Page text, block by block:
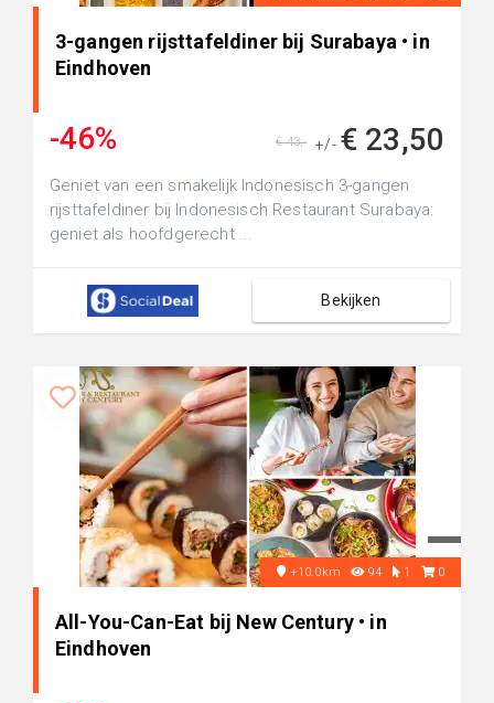
3-gangen rijsttafeldiner bij Surabaya • in
Eindhoven
-46% +/- € 23,50
€ 43,-
Geniet van een smakelijk Indonesisch 3-gangen
rijsttafeldiner bij Indonesisch Restaurant Surabaya:
geniet als hoofdgerecht ...
Bekijken
+10.0km 94 1 0
All-You-Can-Eat bij New Century • in
Eindhoven